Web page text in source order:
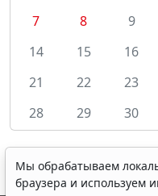
7
8 9
14
15 16
21
22 23
28
29 30
Мы обрабатываем
браузера и используем